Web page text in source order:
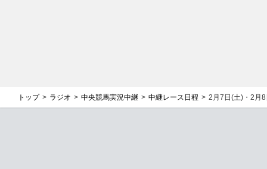
トップ ラジオ 中央競馬実況中継 中継レース日程 2月7日(土)・2月